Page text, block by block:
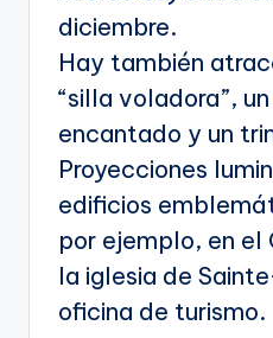
diciembre.
Hay también
“silla voladora”,
encantado y un
Proyecciones
edificios
por ejemplo, en el
la iglesia de
oficina de turismo.